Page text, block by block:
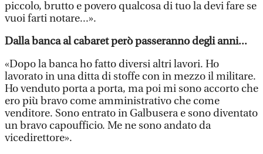
piccolo, brutto e povero qualcosa di tuo la devi fare se
vuoi farti notare...».
Dalla banca al cabaret però passeranno degli anni...
«Dopo la banca ho fatto diversi altri lavori. Ho
lavorato in una ditta di stoffe con in mezzo il militare.
Ho venduto porta a porta, ma poi mi sono accorto che
ero più bravo come amministrativo che come
venditore. Sono entrato in Galbusera e sono diventato
un bravo capoufficio. Me ne sono andato da
vicedirettore».